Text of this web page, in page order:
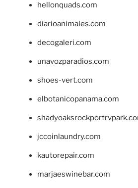
hellonquads.com
diarioanimales.com
decogaleri.com
unavozparadios.com
shoes-vert.com
elbotanicopanama.com
jccoinlaundry.com
kautorepair.com
marjaeswinebar.com